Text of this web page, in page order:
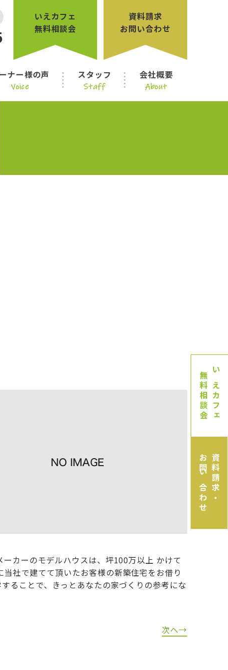
いえカフェ
無料相談会
資料請求
お問い合わせ
ナー様の声
Voice
スタッフ
Staff
会社概要
About
カーのモデルハウスは、坪100万以上 かけて
社で建てて頂いたお客様の新築住宅をお借り
ることで、きっとあなたの家づくりの参考にな
次へ→
いえカフェ
無料相談会
資料請求・
お問い合わせ